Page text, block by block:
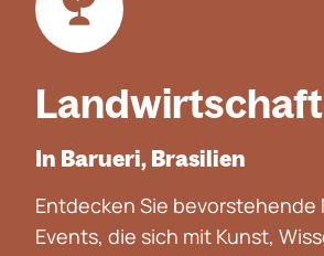
In Barueri, Brasilien
Entdecken Sie bevorstehende
Events, die sich mit Kunst,